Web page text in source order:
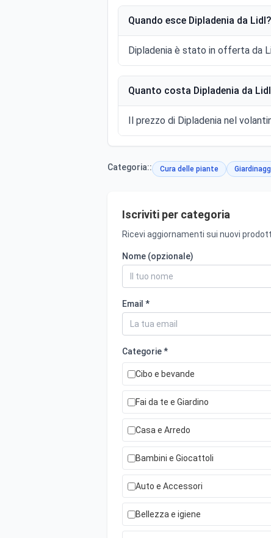
Quando esce Dipladenia da Lidl?
Dipladenia è stato in offerta da
Quanto costa Dipladenia da
Il prezzo di Dipladenia nel
Categoria:: Cura delle piante
Iscriviti per categoria
Ricevi aggiornamenti sui nuovi
Nome (opzionale)
Email *
Categorie *
Cibo e bevande
Fai da te e Giardino
Casa e Arredo
Bambini e Giocattoli
Auto e Accessori
Bellezza e igiene